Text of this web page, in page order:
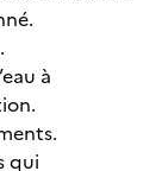
à
qui